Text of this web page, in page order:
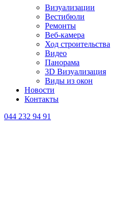
Визуализации
Вестибюли
Ремонты
Веб-камера
Ход строительства
Видео
Панорама
3D Визуализация
Виды из окон
Новости
Контакты
044 232 94 91